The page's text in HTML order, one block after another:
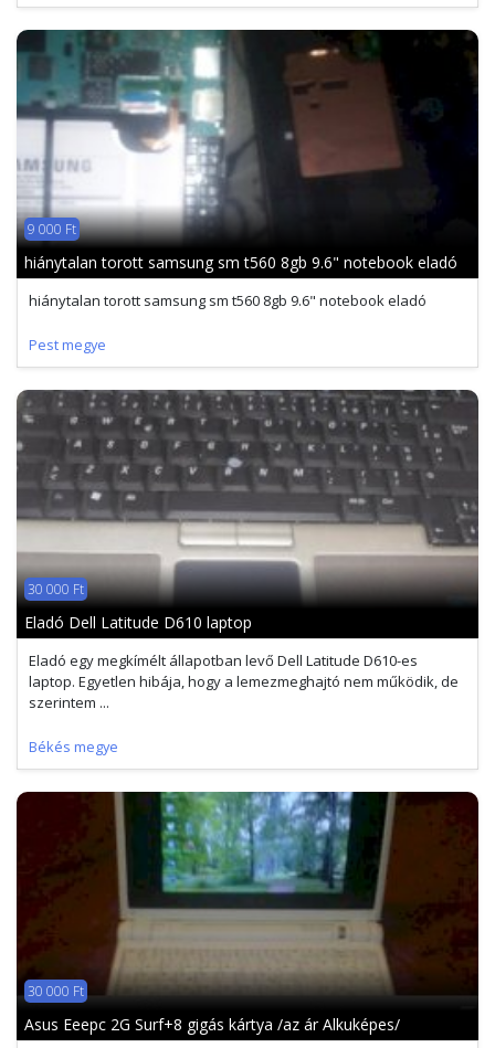
9 000 Ft
hiánytalan torott samsung sm t560 8gb 9.6" notebook eladó
hiánytalan torott samsung sm t560 8gb 9.6" notebook eladó
Pest megye
30 000 Ft
Eladó Dell Latitude D610 laptop
Eladó egy megkímélt állapotban levő Dell Latitude D610-es
laptop. Egyetlen hibája, hogy a lemezmeghajtó nem működik, de
szerintem ...
Békés megye
30 000 Ft
Asus Eeepc 2G Surf+8 gigás kártya /az ár Alkuképes/